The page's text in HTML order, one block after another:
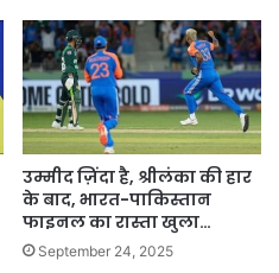
उम्मीद ज़िंदा है, श्रीलंका की हार
के बाद, भारत-पाकिस्तान
फाइनल का रास्ता खुला…
September 24, 2025